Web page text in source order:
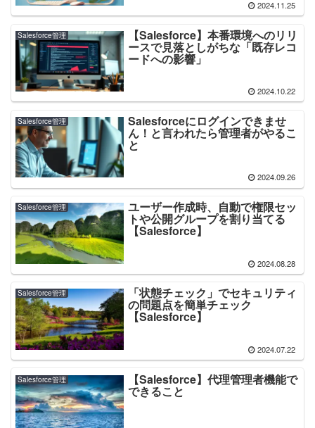
2024.11.25
Salesforce管理 【Salesforce】本番環境へのリリ
ースで見落としがちな「既存レコ
ードへの影響」
2024.10.22
Salesforce管理 Salesforceにログインできませ
ん！と言われたら管理者がやるこ
と
2024.09.26
Salesforce管理 ユーザー作成時、自動で権限セッ
トや公開グループを割り当てる
【Salesforce】
2024.08.28
Salesforce管理 「状態チェック」でセキュリティ
の問題点を簡単チェック
【Salesforce】
2024.07.22
Salesforce管理 【Salesforce】代理管理者機能で
できること